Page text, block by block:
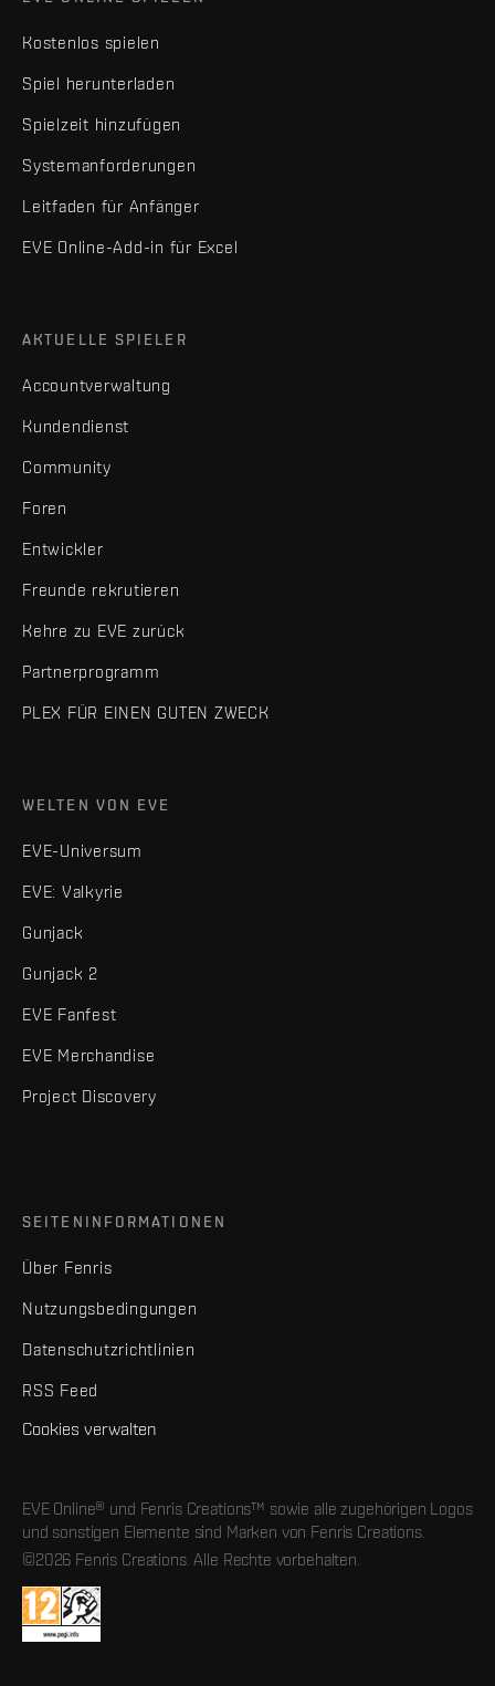
Kostenlos spielen
Spiel herunterladen
Spielzeit hinzufügen
Systemanforderungen
Leitfaden für Anfänger
EVE Online-Add-in für Excel
AKTUELLE SPIELER
Accountverwaltung
Kundendienst
Community
Foren
Entwickler
Freunde rekrutieren
Kehre zu EVE zurück
Partnerprogramm
PLEX FÜR EINEN GUTEN ZWECK
WELTEN VON EVE
EVE-Universum
EVE: Valkyrie
Gunjack
Gunjack 2
EVE Fanfest
EVE Merchandise
Project Discovery
SEITENINFORMATIONEN
Über Fenris
Nutzungsbedingungen
Datenschutzrichtlinien
RSS Feed
Cookies verwalten
EVE Online® und Fenris Creations™ sowie alle zugehörigen Logos
und sonstigen Elemente sind Marken von Fenris Creations.
©2026 Fenris Creations. Alle Rechte vorbehalten.